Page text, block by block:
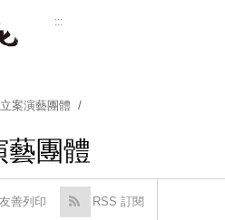
:::
案演藝團體
藝團體
友善列印 RSS 訂閱